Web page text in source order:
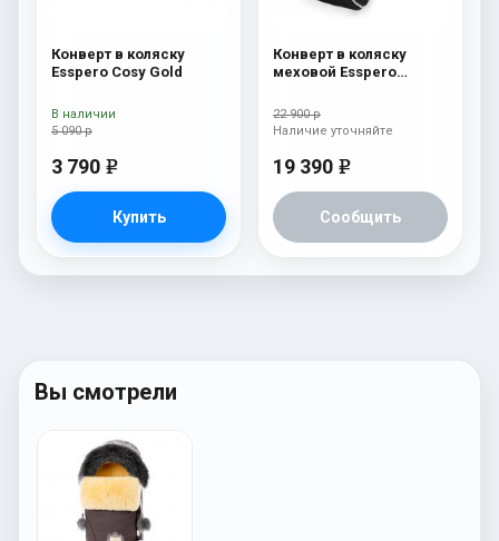
Конверт в коляску
Esspero Cosy Gold
5 090 р
3 790 e
Купить
В наличии
Конверт в коляску
меховой Esspero
(натуральная овчина)
Diamond
22 900 р
19 390 e
Сообщить
Наличие уточняйте
Вы смотрели